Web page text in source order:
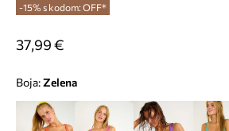
-15% s kodom: OFF*
37,99 €
Boja: zelena